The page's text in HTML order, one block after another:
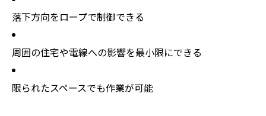
落下方向をロープで制御できる
周囲の住宅や電線への影響を最小限にできる
限られたスペースでも作業が可能